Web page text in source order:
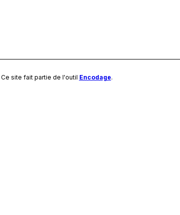
Ce site fait partie de l'outil Encodage.